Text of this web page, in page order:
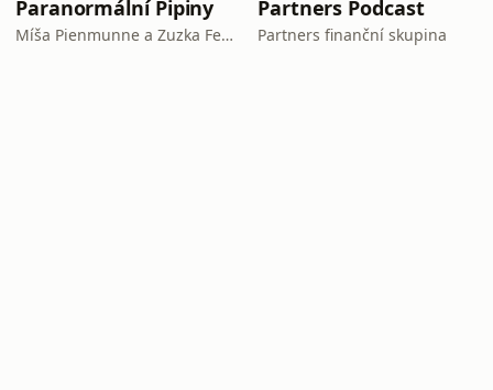
Paranormální Pipiny
Míša Pienmunne a Zuzka Fejfarová
Partners Podcast
Partners finanční skupina